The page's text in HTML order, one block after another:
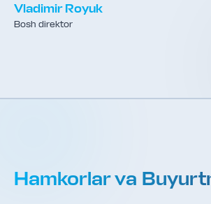
Vladimir Royuk
Bosh direktor
Hamkorlar va